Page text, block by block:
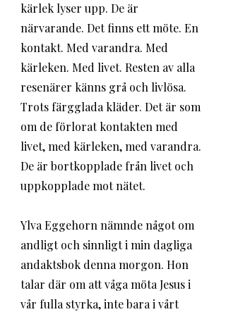
kärlek lyser upp. De är
närvarande. Det finns ett möte. En
kontakt. Med varandra. Med
kärleken. Med livet. Resten av alla
resenärer känns grå och livlösa.
Trots färgglada kläder. Det är som
om de förlorat kontakten med
livet, med kärleken, med varandra.
De är bortkopplade från livet och
uppkopplade mot nätet.
Ylva Eggehorn nämnde något om
andligt och sinnligt i min dagliga
andaktsbok denna morgon. Hon
talar där om att våga möta Jesus i
vår fulla styrka, inte bara i vårt